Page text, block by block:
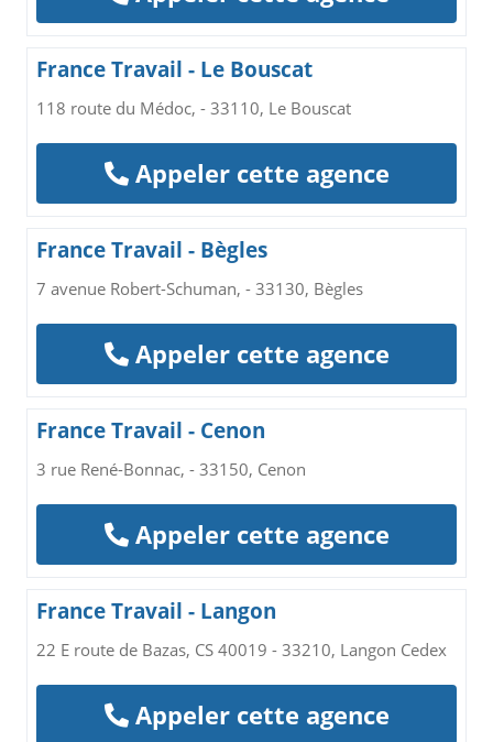
France Travail - Le Bouscat
118 route du Médoc, - 33110, Le Bouscat
Appeler cette agence
France Travail - Bègles
7 avenue Robert-Schuman, - 33130, Bègles
Appeler cette agence
France Travail - Cenon
3 rue René-Bonnac, - 33150, Cenon
Appeler cette agence
France Travail - Langon
22 E route de Bazas, CS 40019 - 33210, Langon Cedex
Appeler cette agence